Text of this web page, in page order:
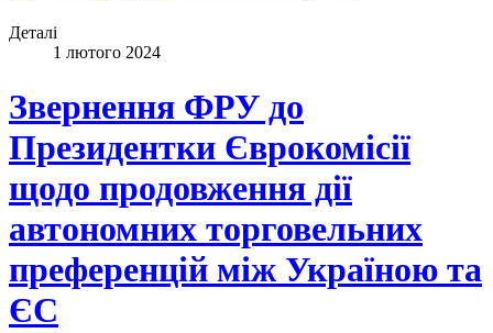
Деталі
1 лютого 2024
Звернення ФРУ до
Президентки Єврокомісії
щодо продовження дії
автономних торговельних
преференцій між Україною та
ЄС